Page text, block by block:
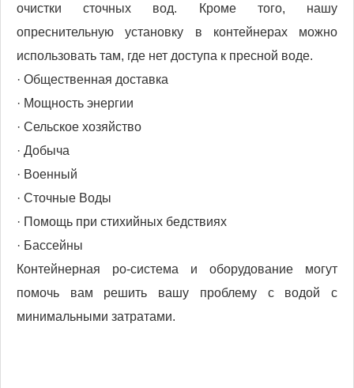
очистки сточных вод. Кроме того, нашу
опреснительную установку в контейнерах можно
использовать там, где нет доступа к пресной воде.
· Общественная доставка
· Мощность энергии
· Сельское хозяйство
· Добыча
· Военный
· Сточные Воды
· Помощь при стихийных бедствиях
· Бассейны
Контейнерная ро-система и оборудование могут
помочь вам решить вашу проблему с водой с
минимальными затратами.